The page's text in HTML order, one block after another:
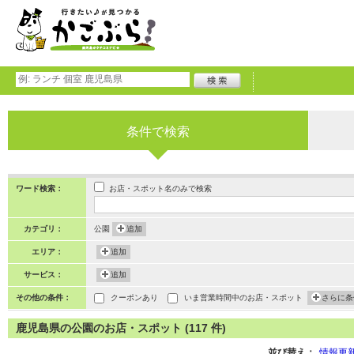
条件で検索
ワード検索： お店・スポット名のみで検索
カテゴリ： 公園 追加
エリア： 追加
サービス： 追加
その他の条件： クーポンあり いま営業時間中のお店・スポット さらに
鹿児島県の公園のお店・スポット (117 件)